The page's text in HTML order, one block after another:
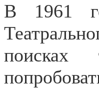
В 1961
поисках